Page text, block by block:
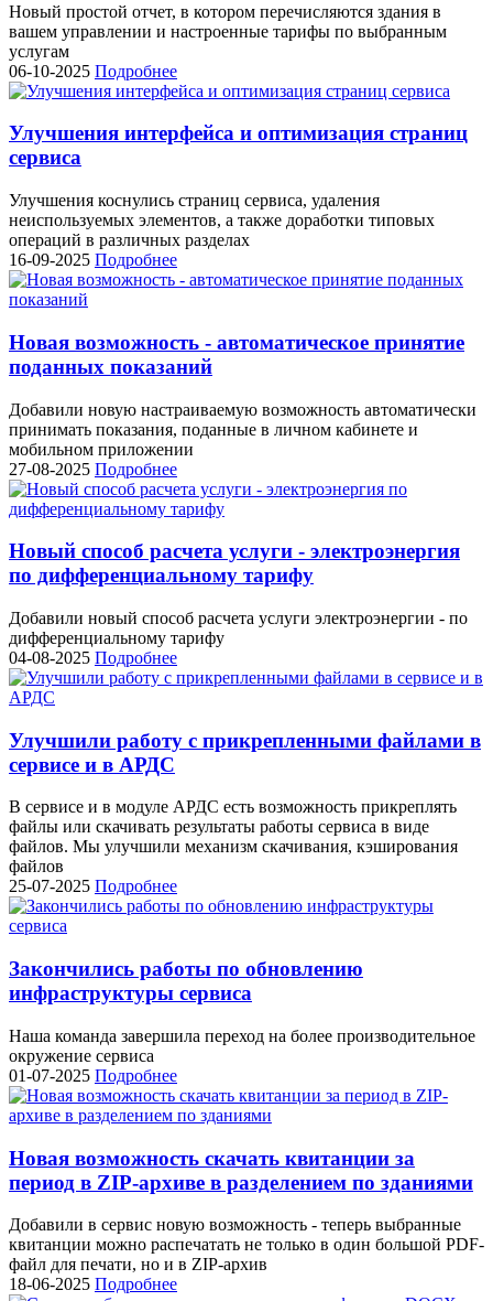
Новый простой отчет, в котором перечисляются здания в
вашем управлении и настроенные тарифы по выбранным
услугам
06-10-2025 Подробнее
Улучшения интерфейса и оптимизация страниц
сервиса
Улучшения коснулись страниц сервиса, удаления
неиспользуемых элементов, а также доработки типовых
операций в различных разделах
16-09-2025 Подробнее
Новая возможность - автоматическое принятие
поданных показаний
Добавили новую настраиваемую возможность автоматически
принимать показания, поданные в личном кабинете и
мобильном приложении
27-08-2025 Подробнее
Новый способ расчета услуги - электроэнергия
по дифференциальному тарифу
Добавили новый способ расчета услуги электроэнергии - по
дифференциальному тарифу
04-08-2025 Подробнее
Улучшили работу с прикрепленными файлами в
сервисе и в АРДС
В сервисе и в модуле АРДС есть возможность прикреплять
файлы или скачивать результаты работы сервиса в виде
файлов. Мы улучшили механизм скачивания, кэширования
файлов
25-07-2025 Подробнее
Закончились работы по обновлению
инфраструктуры сервиса
Наша команда завершила переход на более производительное
окружение сервиса
01-07-2025 Подробнее
Новая возможность скачать квитанции за
период в ZIP-архиве в разделением по зданиями
Добавили в сервис новую возможность - теперь выбранные
квитанции можно распечатать не только в один большой PDF-
файл для печати, но и в ZIP-архив
18-06-2025 Подробнее